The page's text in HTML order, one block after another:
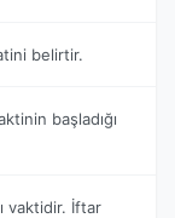
belirtir.
başladığı
vaktidir. İftar